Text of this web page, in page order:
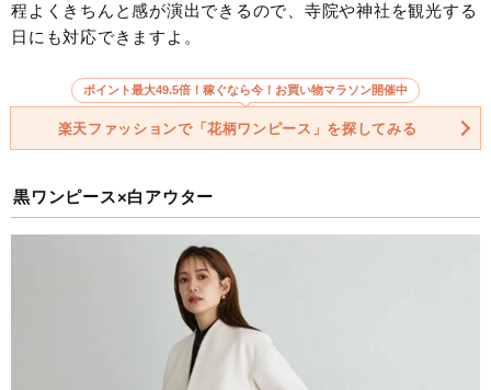
程よくきちんと感が演出できるので、寺院や神社を観光する
日にも対応できますよ。
ポイント最大49.5倍！稼ぐなら今！お買い物マラソン開催中
楽天ファッションで「花柄ワンピース」を探してみる
黒ワンピース×白アウター